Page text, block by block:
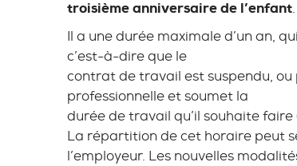
troisième anniversaire de l’enfant.
Il a une durée maximale d’un an,
c’est-à-dire que le
contrat de travail est suspendu,
professionnelle et soumet la
durée de travail qu’il souhaite
La répartition de cet horaire peut
l’employeur. Les nouvelles